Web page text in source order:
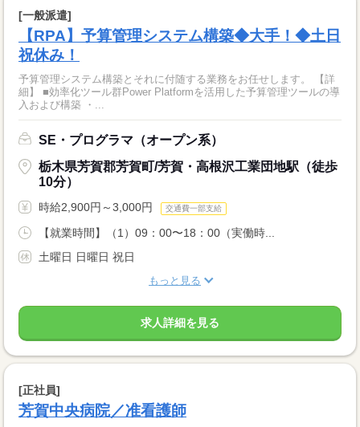
[一般派遣]
【RPA】予算管理システム構築◆大手！◆土日
祝休み！
予算管理システム構築とそれに付随する業務をお任せします。 【詳
細】 ■効率化ツール群Power Platformを活用した予算管理ツールの導
入および構築 ・...
SE・プログラマ（オープン系）
栃木県芳賀郡芳賀町/芳賀・高根沢工業団地駅（徒歩
10分）
時給2,900円～3,000円 交通費一部支給
【就業時間】（1）09：00〜18：00（実働時...
土曜日 日曜日 祝日
もっと見る
求人詳細を見る
[正社員]
芳賀中央病院／准看護師